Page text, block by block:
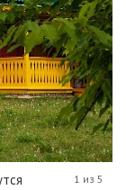
1 из 5